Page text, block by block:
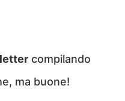
compilando
ma buone!